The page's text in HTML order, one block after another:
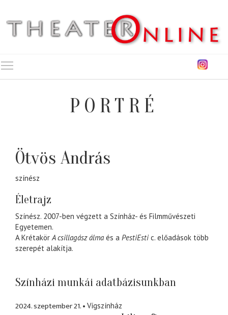
PORTRÉ
Ötvös András
színész
Életrajz
Színész. 2007-ben végzett a Színház- és Filmművészeti
Egyetemen.
A KrétakörA csillagász álma és a PestiEstic. előadások több
szerepét alakítja.
Színházi munkái adatbázisunkban
2024. szeptember 21.
Vígszínház